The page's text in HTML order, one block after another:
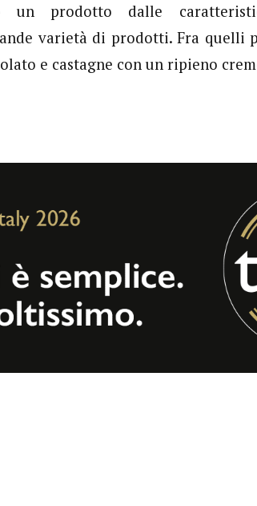
un prodotto dalle
varietà di prodotti. Fra quelli
e castagne con un ripieno